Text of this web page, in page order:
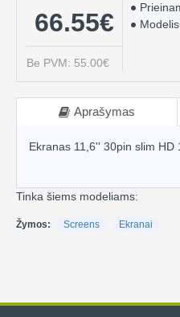
66.55€
Be PVM: 55.00€
Aprašymas
Ekranas 11,6'' 30pin slim HD
Tinka šiems modeliams:
Žymos: Screens Ekranai